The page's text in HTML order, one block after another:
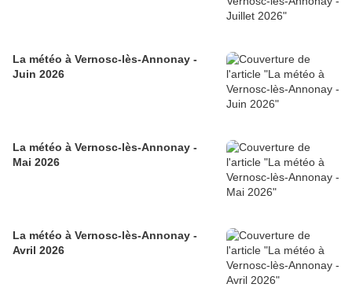
La météo à Vernosc-lès-Annonay -
Juin 2026
La météo à Vernosc-lès-Annonay -
Mai 2026
La météo à Vernosc-lès-Annonay -
Avril 2026